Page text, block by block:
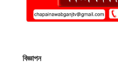
বিজ্ঞাপন